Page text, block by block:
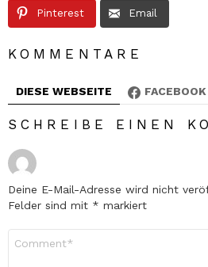
Pinterest Email
KOMMENTARE
DIESE WEBSEITE FACEBOOK
SCHREIBE EINEN
Deine E-Mail-Adresse wird nicht
Felder sind mit * markiert